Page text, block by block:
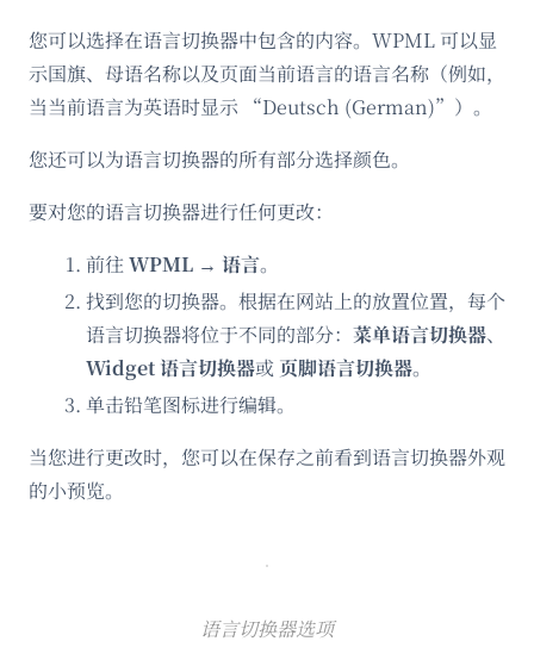
您可以选择在语言切换器中包含的内容。WPML 可以显
示国旗、母语名称以及页面当前语言的语言名称（例如，
当当前语言为英语时显示 “Deutsch (German)”）。
您还可以为语言切换器的所有部分选择颜色。
要对您的语言切换器进行任何更改：
前往 WPML → 语言。
找到您的切换器。根据在网站上的放置位置，每个
语言切换器将位于不同的部分： 菜单语言切换器、
Widget 语言切换器或 页脚语言切换器。
单击铅笔图标进行编辑。
当您进行更改时，您可以在保存之前看到语言切换器外观
的小预览。
语言切换器选项